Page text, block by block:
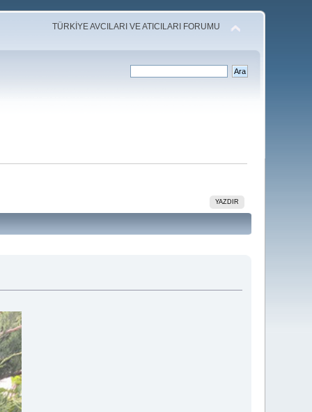
TÜRKİYE AVCILARI VE ATICILARI FORUMU
YAZDIR